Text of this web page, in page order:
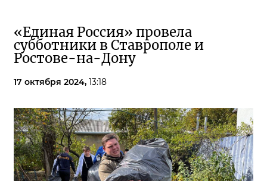
«Единая Россия» провела
субботники в Ставрополе и
Ростове-на-Дону
17 октября 2024, 13:18